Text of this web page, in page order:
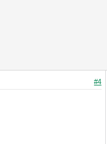
#4